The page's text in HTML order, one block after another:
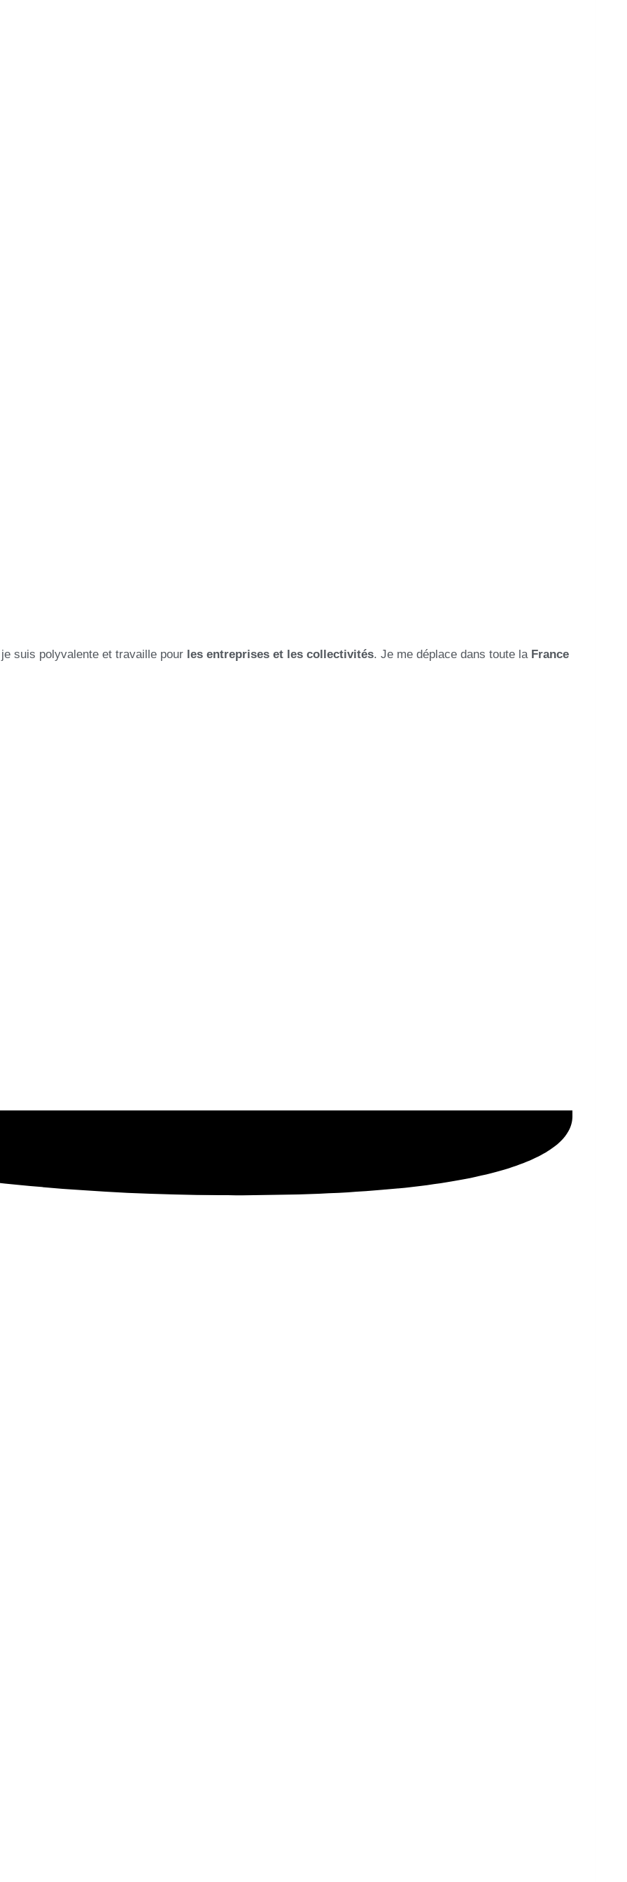
suis polyvalente et travaille pour les entreprises et les collectivités. Je me déplace dans toute la France